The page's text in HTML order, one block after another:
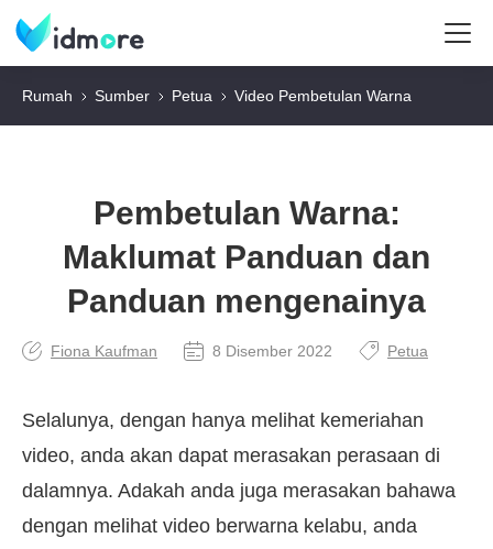
Rumah Sumber Petua Video Pembetulan Warna
Pembetulan Warna:
Maklumat Panduan dan
Panduan mengenainya
Fiona Kaufman 8 Disember 2022 Petua
Selalunya, dengan hanya melihat kemeriahan
video, anda akan dapat merasakan perasaan di
dalamnya. Adakah anda juga merasakan bahawa
dengan melihat video berwarna kelabu, anda